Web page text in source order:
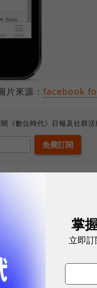
來源： facebook
《數位時代》日報及社群活
頁面，以連結到商家
上輕鬆完成整個購買
絡廣告的喜愛。透過
進行儲存，以利日後
特點是具有隱私性
遞給其他廣告客戶。
掌
立即